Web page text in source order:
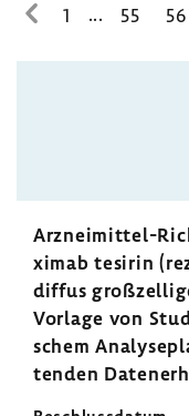
zur
1 ... 55 56
Arzneimittel-​
ximab tesirin
diffus
Vorlage von
schem
tenden